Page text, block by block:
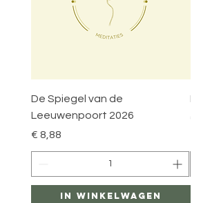
De Spiegel van de
Leeuwenpoort 2026
Prijs
€ 8,88
In winkelwagen
Poort